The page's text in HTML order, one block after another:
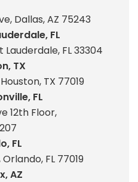
Dallas, AZ 75243
FL
Lauderdale, FL 33304
TX
TX 77019
FL
12th Floor,
FL
FL 77019
AZ